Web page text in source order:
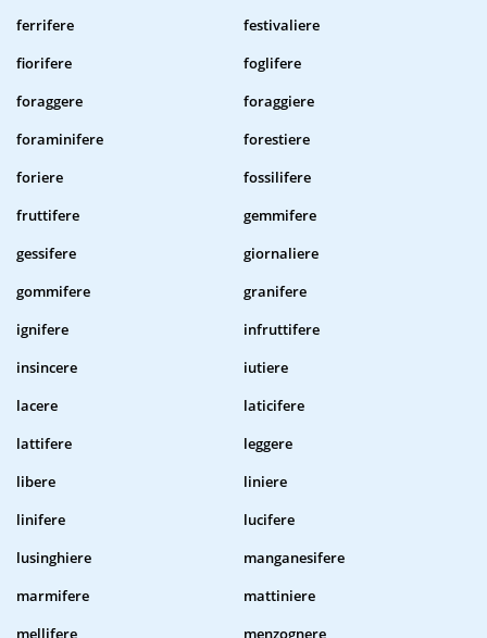
ferrifere
festivaliere
fiorifere
foglifere
foraggere
foraggiere
foraminifere
forestiere
foriere
fossilifere
fruttifere
gemmifere
gessifere
giornaliere
gommifere
granifere
ignifere
infruttifere
insincere
iutiere
lacere
laticifere
lattifere
leggere
libere
liniere
linifere
lucifere
lusinghiere
manganesifere
marmifere
mattiniere
mellifere
menzognere